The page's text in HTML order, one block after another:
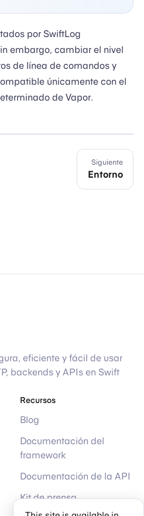
por SwiftLog
embargo, cambiar el nivel
de línea de comandos y
únicamente con el
de Vapor.
Siguiente
Entorno
eficiente y fácil de usar
backends y APIs en Swift
Recursos
Blog
Documentación del
framework
Documentación de la API
Kit de prensa